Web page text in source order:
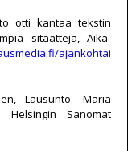
otti kantaa tekstin
sitaatteja, Aika-
ajankohtai
Lausunto. Maria
Helsingin Sanomat